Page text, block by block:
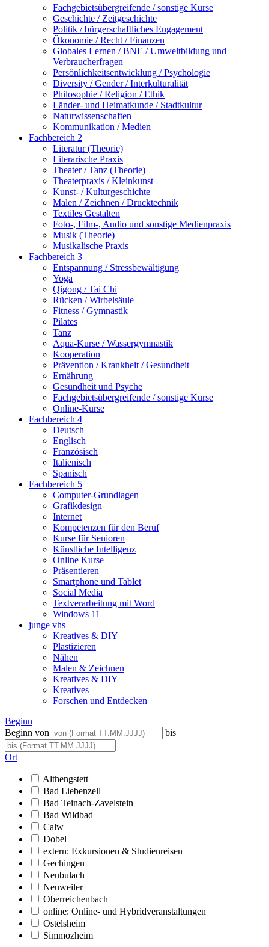
Fachgebietsübergreifende / sonstige Kurse
Geschichte / Zeitgeschichte
Politik / bürgerschaftliches Engagement
Ökonomie / Recht / Finanzen
Globales Lernen / BNE / Umweltbildung und
Verbraucherfragen
Persönlichkeitsentwicklung / Psychologie
Diversity / Gender / Interkulturalität
Philosophie / Religion / Ethik
Länder- und Heimatkunde / Stadtkultur
Naturwissenschaften
Kommunikation / Medien
Fachbereich 2
Literatur (Theorie)
Literarische Praxis
Theater / Tanz (Theorie)
Theaterpraxis / Kleinkunst
Kunst- / Kulturgeschichte
Malen / Zeichnen / Drucktechnik
Textiles Gestalten
Foto-, Film-, Audio und sonstige Medienpraxis
Musik (Theorie)
Musikalische Praxis
Fachbereich 3
Entspannung / Stressbewältigung
Yoga
Qigong / Tai Chi
Rücken / Wirbelsäule
Fitness / Gymnastik
Pilates
Tanz
Aqua-Kurse / Wassergymnastik
Kooperation
Prävention / Krankheit / Gesundheit
Ernährung
Gesundheit und Psyche
Fachgebietsübergreifende / sonstige Kurse
Online-Kurse
Fachbereich 4
Deutsch
Englisch
Französisch
Italienisch
Spanisch
Fachbereich 5
Computer-Grundlagen
Grafikdesign
Internet
Kompetenzen für den Beruf
Kurse für Senioren
Künstliche Intelligenz
Online Kurse
Präsentieren
Smartphone und Tablet
Social Media
Textverarbeitung mit Word
Windows 11
junge vhs
Kreatives & DIY
Plastizieren
Nähen
Malen & Zeichnen
Kreatives & DIY
Kreatives
Forschen und Entdecken
Beginn
Beginn von
bis
Ort
Althengstett
Bad Liebenzell
Bad Teinach-Zavelstein
Bad Wildbad
Calw
Dobel
extern: Exkursionen & Studienreisen
Gechingen
Neubulach
Neuweiler
Oberreichenbach
online: Online- und Hybridveranstaltungen
Ostelsheim
Simmozheim